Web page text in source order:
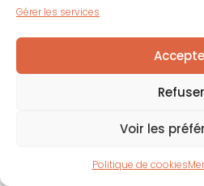
Gérer les services
Refuser
Voir les
Politique de cookies